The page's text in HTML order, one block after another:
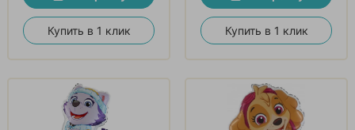
Купить в 1 клик Купить в 1 клик